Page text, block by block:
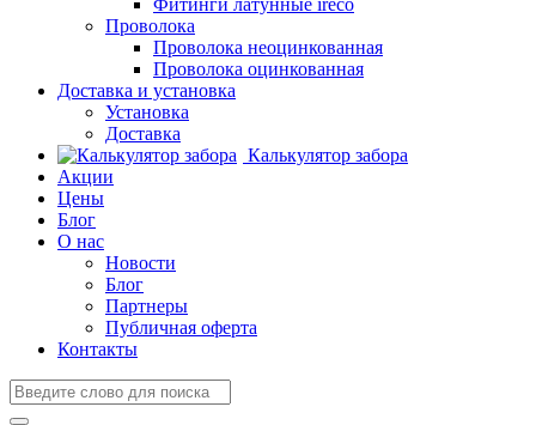
Фитинги латунные ireco
Проволока
Проволока неоцинкованная
Проволока оцинкованная
Доставка и установка
Установка
Доставка
Калькулятор забора
Акции
Цены
Блог
О нас
Новости
Блог
Партнеры
Публичная оферта
Контакты